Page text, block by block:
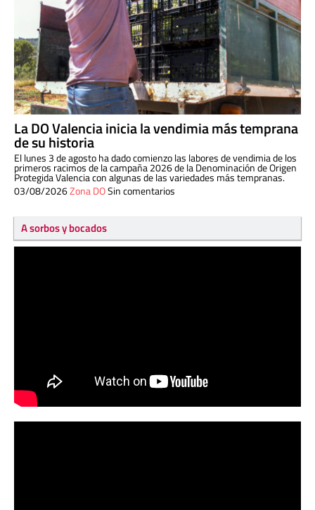
La DO Valencia inicia la vendimia más temprana
de su historia
El lunes 3 de agosto ha dado comienzo las labores de vendimia de los
primeros racimos de la campaña 2026 de la Denominación de Origen
Protegida Valencia con algunas de las variedades más tempranas.
03/08/2026Zona DOSin comentarios
A sorbos y bocados